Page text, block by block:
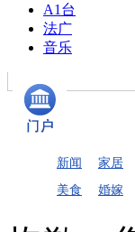
A1台
法广
音乐
新闻 家居
美食
婚嫁